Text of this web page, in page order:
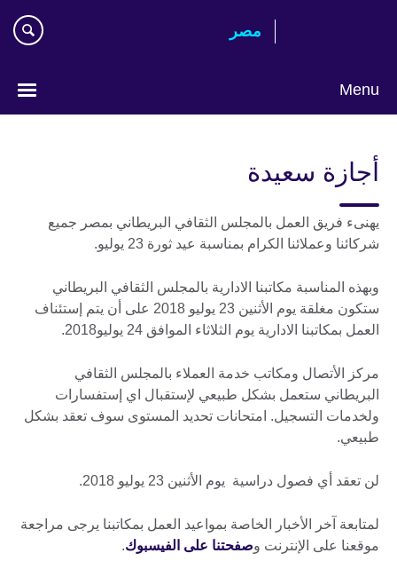
مصر‎
Menu
أجازة سعيدة
يهنىء فريق العمل بالمجلس الثقافي البريطاني بمصر جميع
شركائنا وعملائنا الكرام بمناسبة عيد ثورة 23 يوليو.
وبهذه المناسبة مكاتبنا الادارية بالمجلس الثقافي البريطاني
ستكون مغلقة يوم الأثنين 23 يوليو 2018 على أن يتم إستئناف
العمل بمكاتبنا الادارية يوم الثلاثاء الموافق 24 يوليو2018.
مركز الأتصال ومكاتب خدمة العملاء بالمجلس الثقافي
البريطاني ستعمل بشكل طبيعي لإستقبال اي إستفسارات
ولخدمات التسجيل. امتحانات تحديد المستوى سوف تعقد بشكل
طبيعي.
لن تعقد أي فصول دراسية يوم الأثنين 23 يوليو 2018.
لمتابعة آخر الأخبار الخاصة بمواعيد العمل بمكاتبنا يرجى مراجعة
موقعنا على الإنترنت وصفحتنا على الفيسبوك.